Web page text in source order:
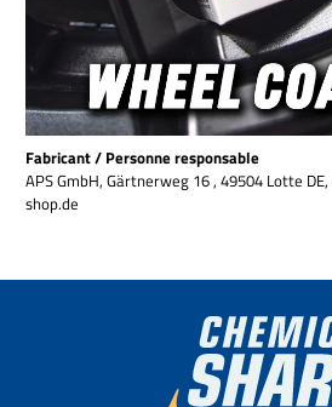
Fabricant / Personne responsable
APS GmbH, Gärtnerweg 16 , 49504 Lotte
shop.de